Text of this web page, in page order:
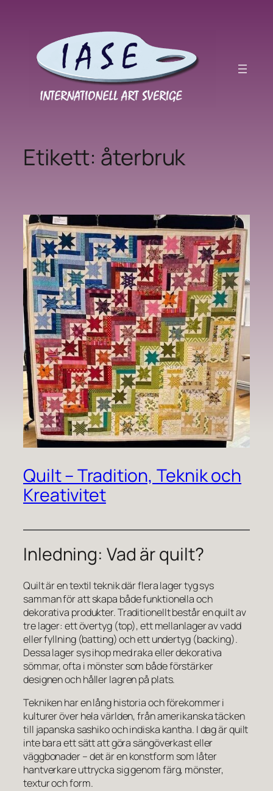
innehåll
Etikett: återbruk
Quilt – Tradition, Teknik och
Kreativitet
Inledning: Vad är quilt?
Quilt är en textil teknik där flera lager tyg sys
samman för att skapa både funktionella och
dekorativa produkter. Traditionellt består en quilt av
tre lager: ett övertyg (top), ett mellanlager av vadd
eller fyllning (batting) och ett undertyg (backing).
Dessa lager sys ihop med raka eller dekorativa
sömmar, ofta i mönster som både förstärker
designen och håller lagren på plats.
Tekniken har en lång historia och förekommer i
kulturer över hela världen, från amerikanska täcken
till japanska sashiko och indiska kantha. I dag är quilt
inte bara ett sätt att göra sängöverkast eller
väggbonader – det är en konstform som låter
hantverkare uttrycka sig genom färg, mönster,
textur och form.